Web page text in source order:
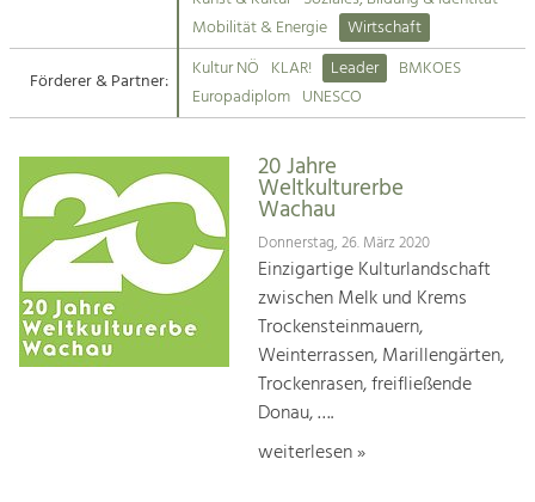
Suche
Impressum
Kontakt
Tourismus
Angebotsentwicklung und
Kunst & Kultur
Handwerk, Wissenschaft und Forschung.
Soziales, Bildung &
Identität
Gleichberechtigung, Jugend und
Integration
Mobilität & Energie
Klimawandel, öffentlicher Verkehr und
Mobilität & Energie
Wirtschaft
Förderer & Partner:
Kultur NÖ KLAR! Leader
BMKOES
Europadiplom UNESCO
20 Jahre
Weltkulturerbe
Wachau
Donnerstag, 26. März 2020
Einzigartige Kulturlandschaft
zwischen Melk und Krems
Trockensteinmauern,
Weinterrassen, Marillengärten,
Trockenrasen, freifließende
Donau, ….
weiterlesen »